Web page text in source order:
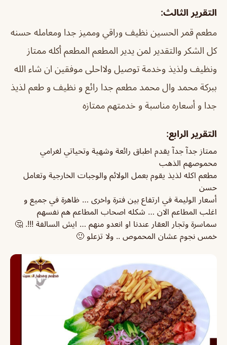
التقرير الثالث:
مطعم قمر الحسين نظيف وراقي ومميز جدا ومعامله حسنه
كل الشكر والتقدير لمن يدير المطعم المطعم أكله ممتاز
ونظيف ولذيذ وخدمة توصيل ولااحلى موفقين ان شاء الله
ببركة محمد وال محمد مطعم جدا رائع و نظيف و طعم لذيذ
جدا و أسعاره مناسبة و خدمتهم ممتازه
التقرير الرابع:
ممتاز جدآ جدآ يقدم اطباق رائعة وشهية وتحياتي لغرامي
محموصهم الذهب
مطعم اكله لذيذ يقوم بعمل الولائم والوجبات الخارجية وتعامل
حسن
أسعار الوليمة في ارتفاع بين فترة واخرى … ظاهرة في جميع و
اغلب المطاعم الان … شكله اصحاب المطاعم هم نفسهم
سماسرة وتجار العقار عندنا او انعدو منهم … ايش السالفة !!!. 🤔
خمس نجوم عشان المحموص .. ولا تزعلو 🙂